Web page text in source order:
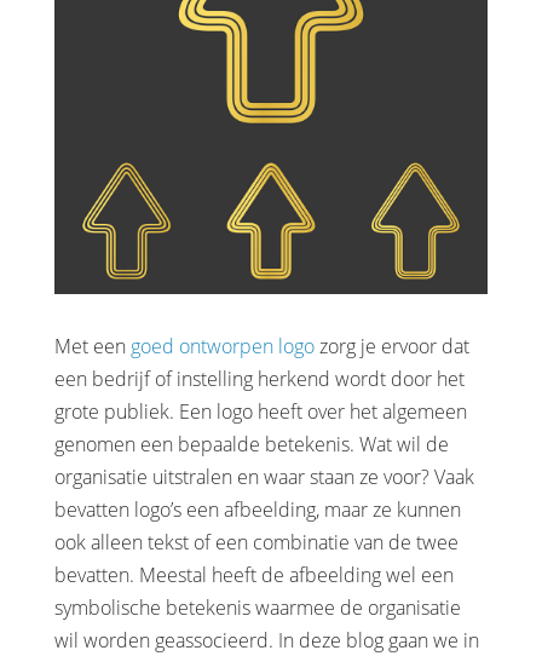
Met een goed ontworpen logozorg je ervoor dat
een bedrijf of instelling herkend wordt door het
grote publiek. Een logo heeft over het algemeen
genomen een bepaalde betekenis. Wat wil de
organisatie uitstralen en waar staan ze voor? Vaak
bevatten logo’s een afbeelding, maar ze kunnen
ook alleen tekst of een combinatie van de twee
bevatten. Meestal heeft de afbeelding wel een
symbolische betekenis waarmee de organisatie
wil worden geassocieerd. In deze blog gaan we in